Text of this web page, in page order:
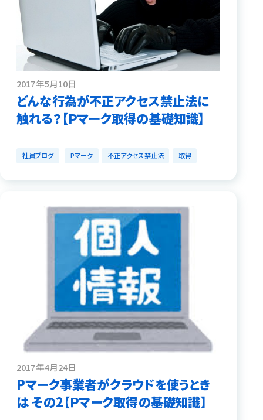
2017年5月10日
どんな行為が不正アクセス禁止法に
触れる？【Ｐマーク取得の基礎知識】
社員ブログ Pマーク 不正アクセス禁止法 取得
2017年4月24日
Pマーク事業者がクラウドを使うとき
は その2【Ｐマーク取得の基礎知識】